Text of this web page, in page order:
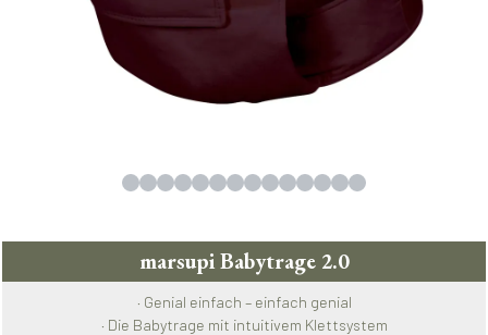
marsupi Babytrage 2.0
· Genial einfach – einfach genial
· Die Babytrage mit intuitivem Klettsystem